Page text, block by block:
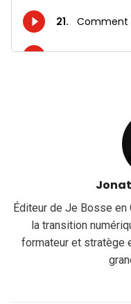
Éditeur de Je Bosse
la transition
formateur et stratège